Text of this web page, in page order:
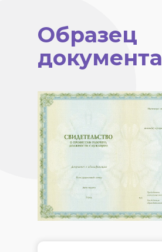
Образец
документа